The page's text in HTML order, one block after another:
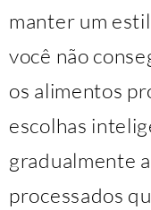
manter um
você não
os alimentos
escolhas
gradualmente
processados